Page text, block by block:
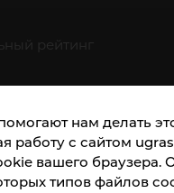
нам делать
работу с сайтом
вашего браузера.
типов файлов
рейтинг
же по прямой